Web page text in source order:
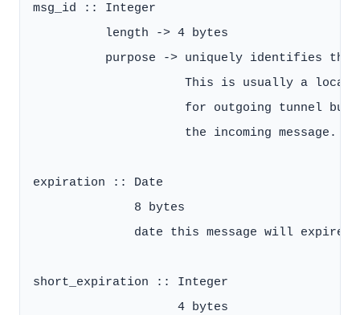
msg_id :: Integer
          length -> 4 bytes
purpose -> uniquely identifies
This is usually a
for outgoing tunnel
the incoming message.
expiration :: Date
              8 bytes
              date this message will expire
short_expiration :: Integer
                    4 bytes